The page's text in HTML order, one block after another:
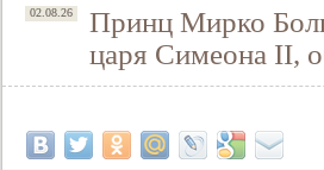
02.08.26
Принц Мирко
царя Симеона II,